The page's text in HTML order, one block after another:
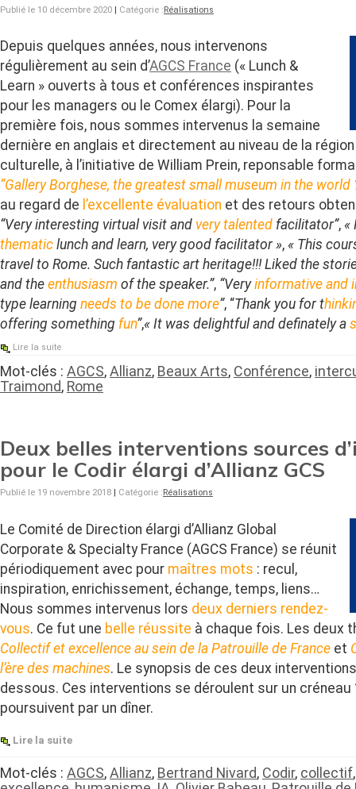
Publié le 10 décembre 2020 | Catégorie :Réalisations
Depuis quelques années, nous intervenons
régulièrement au sein d’AGCS France (« Lunch &
Learn » ouverts à tous et conférences inspirantes
pour les managers ou le Comex élargi). Pour la
première fois, nous sommes intervenus la semaine
dernière en anglais et directement au niveau de la
culturelle, à l’initiative de William Prein, reponsable
“Gallery Borghese, the greatest small museum in the world
au regard de l’excellente évaluation et des retours
“Very interesting virtual visit and very talented facilitator”, «
thematic lunch and learn, very good facilitator », « This
travel to Rome. Such fantastic art heritage!!! Liked the
and the enthusiasm of the speaker.”, “Veryinformative and
type learning needs to be done more”, “Thank you for t
offering something fun”,« It was delightful and definately a
Lire la suite
Mot-clés : AGCS,Allianz, Beaux Arts, Conférence,
Traimond, Rome
Deux belles interventions sources
pour le Codir élargi d’Allianz GCS
Publié le 19 novembre 2018 Catégorie : Réalisations
Le Comité de Direction élargi d’Allianz Global
Corporate & Specialty France (AGCS France) se réunit
périodiquement avec pour maîtres mots : recul,
inspiration, enrichissement, échange, temps, liens…
Nous sommes intervenus lors deux derniers rendez-
vous. Ce fut une belle réussite à chaque fois. Les deux
Collectif et excellence au sein de la Patrouille de France et
l’ère des machines. Le synopsis de ces deux
dessous. Ces interventions se déroulent sur un créneau
poursuivent par un dîner.
Lire la suite
Mot-clés : AGCS,Allianz, Bertrand Nivard, Codir, collectif